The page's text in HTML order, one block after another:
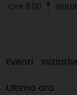
Ore 9.00
Eventi
Ultima ora